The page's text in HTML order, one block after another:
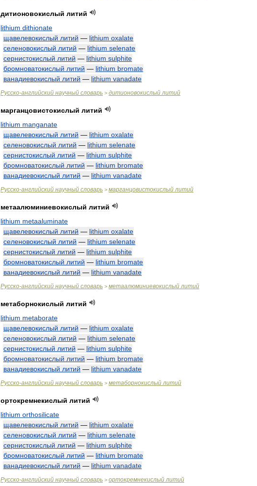
дитионовокислый литий
lithium dithionate
щавелевокислый литий — lithium oxalate
селеновокислый литий — lithium selenate
сернистокислый литий — lithium sulphite
бромноватокислый литий — lithium bromate
ванадиевокислый литий — lithium vanadate
Русско-английский научный словарь > дитионовокислый литий
марганцовистокислый литий
lithium manganate
щавелевокислый литий — lithium oxalate
селеновокислый литий — lithium selenate
сернистокислый литий — lithium sulphite
бромноватокислый литий — lithium bromate
ванадиевокислый литий — lithium vanadate
Русско-английский научный словарь > марганцовистокислый литий
метаалюминиевокислый литий
lithium metaaluminate
щавелевокислый литий — lithium oxalate
селеновокислый литий — lithium selenate
сернистокислый литий — lithium sulphite
бромноватокислый литий — lithium bromate
ванадиевокислый литий — lithium vanadate
Русско-английский научный словарь > метаалюминиевокислый литий
метаборнокислый литий
lithium metaborate
щавелевокислый литий — lithium oxalate
селеновокислый литий — lithium selenate
сернистокислый литий — lithium sulphite
бромноватокислый литий — lithium bromate
ванадиевокислый литий — lithium vanadate
Русско-английский научный словарь > метаборнокислый литий
ортокремнекислый литий
lithium orthosilicate
щавелевокислый литий — lithium oxalate
селеновокислый литий — lithium selenate
сернистокислый литий — lithium sulphite
бромноватокислый литий — lithium bromate
ванадиевокислый литий — lithium vanadate
Русско-английский научный словарь > ортокремнекислый литий